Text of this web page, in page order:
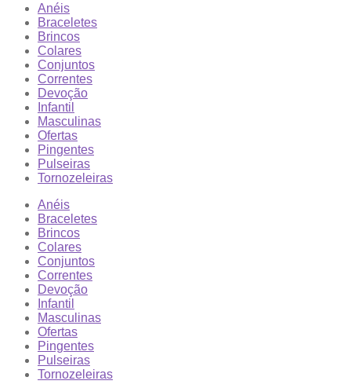
Anéis
Braceletes
Brincos
Colares
Conjuntos
Correntes
Devoção
Infantil
Masculinas
Ofertas
Pingentes
Pulseiras
Tornozeleiras
Anéis
Braceletes
Brincos
Colares
Conjuntos
Correntes
Devoção
Infantil
Masculinas
Ofertas
Pingentes
Pulseiras
Tornozeleiras